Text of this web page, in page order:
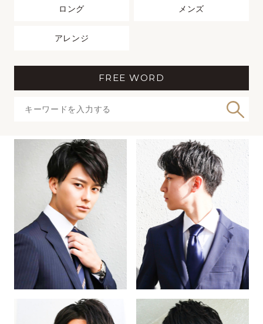
ロング メンズ
アレンジ
FREE WORD